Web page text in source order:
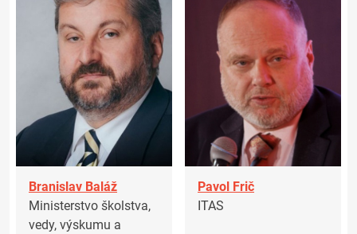
Branislav Baláž
Ministerstvo školstva,
vedy, výskumu a
Pavol Frič
ITAS